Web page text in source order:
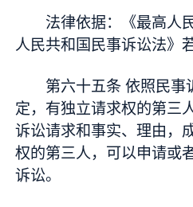
法律依据：《最高人
人民共和国民事诉讼法》
第六十五条 依照民事
定，有独立请求权的第三
诉讼请求和事实、理由，
权的第三人，可以申请或
诉讼。